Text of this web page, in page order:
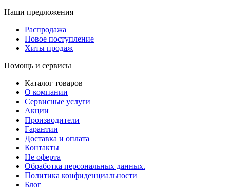
Наши предложения
Распродажа
Новое поступление
Хиты продаж
Помощь и сервисы
Каталог товаров
О компании
Сервисные услуги
Акции
Производители
Гарантии
Доставка и оплата
Контакты
Не оферта
Обработка персональных данных.
Политика конфиденциальности
Блог